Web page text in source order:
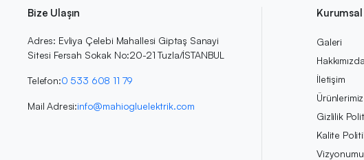
Bize Ulaşın
Adres: Evliya Çelebi Mahallesi Giptaş Sanayi
Sitesi Fersah Sokak No:20-21 Tuzla/İSTANBUL
Telefon:0 533 608 11 79
Mail Adresi:info@mahiogluelektrik.com
Kurumsal
Galeri
Hakkımızda
İletişim
Ürünlerimiz
Gizlilik
Kalite